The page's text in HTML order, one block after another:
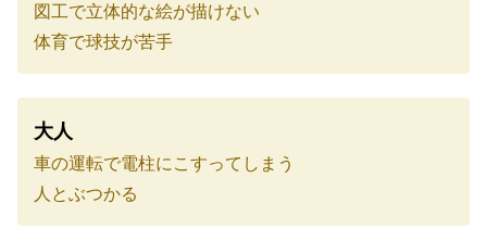
図工で立体的な絵が描けない
体育で球技が苦手
大人
車の運転で電柱にこすってしまう
人とぶつかる